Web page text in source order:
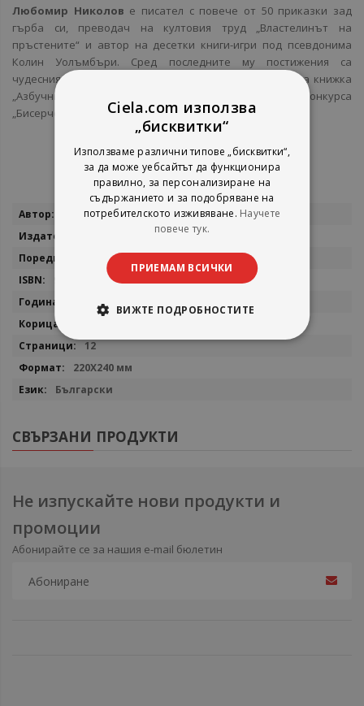
Любомир Николов е писател с повече от 50 приказки зад
гърба си, преводач на култовия труд „Властелинът на
пръстените“ и автор на десетки книги-игри под псевдонима
Колин Уолъмбъри. Сред последните му постижения са
чудесният нов превод на „Малкият принц“ и веселата книжка
„Азбучни гатанки“, отличена с второ място на конкурса
„Бисерче вълшебно“.
Повече
Любомир Николов
СофтПрес
Приказки любими в рими
9786191510962
12
220X240 мм
Български
СВЪРЗАНИ ПРОДУКТИ
Не изпускайте нови продукти и
промоции
Абонирайте се за нашия e-mail бюлетин
Ciela.com използва
„бисквитки“
Използваме различни типове „бисквитки“,
за да може уебсайтът да функционира
правилно, за персонализиране на
съдържанието и за подобряване на
потребителското изживяване. Научете
повече тук.
ПРИЕМАМ ВСИЧКИ
ВИЖТЕ ПОДРОБНОСТИТЕ